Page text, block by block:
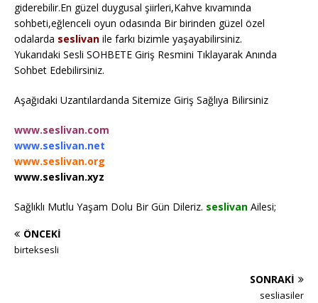
giderebilir.En güzel duygusal şiirleri,Kahve kıvamında
sohbeti,eğlenceli oyun odasında Bir birinden güzel özel
odalarda seslivan ile farkı bizimle yaşayabilirsiniz.
Yukarıdaki Sesli SOHBETE Giriş Resmini Tıklayarak Anında
Sohbet Edebilirsiniz.
Aşağıdaki Uzantılardanda Sitemize Giriş Sağlıya Bilirsiniz
www.seslivan.com
www.seslivan.net
www.seslivan.org
www.seslivan.xyz
Sağlıklı Mutlu Yaşam Dolu Bir Gün Dileriz. seslivan Ailesi;
ÖNCEKI
birteksesli
SONRAKI
sesliasiler